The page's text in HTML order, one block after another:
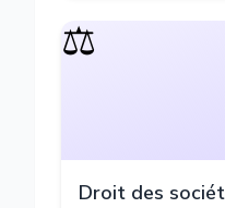
⚖️
Droit des